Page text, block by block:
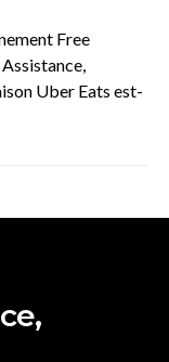
Free
Uber Eats est-